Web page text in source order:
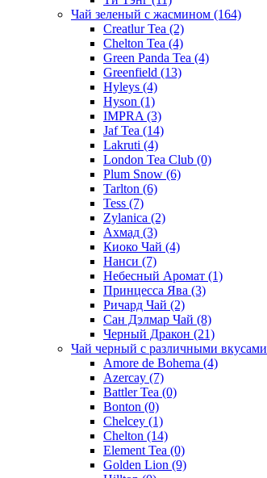
Чай зеленый с жасмином (164)
Creatlur Tea (2)
Chelton Tea (4)
Green Panda Tea (4)
Greenfield (13)
Hyleys (4)
Hyson (1)
IMPRA (3)
Jaf Tea (14)
Lakruti (4)
London Tea Club (0)
Plum Snow (6)
Tarlton (6)
Tess (7)
Zylanica (2)
Ахмад (3)
Киоко Чай (4)
Нанси (7)
Небесный Аромат (1)
Принцесса Ява (3)
Ричард Чай (2)
Сан Дэлмар Чай (8)
Черный Дракон (21)
Чай черный с различными вкусами
Amore de Bohema (4)
Azercay (7)
Battler Tea (0)
Bonton (0)
Chelcey (1)
Chelton (14)
Element Tea (0)
Golden Lion (9)